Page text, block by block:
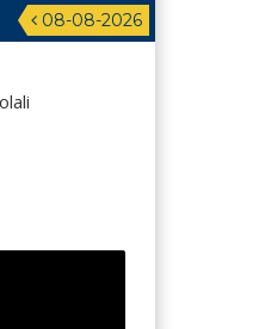
08-08-2026